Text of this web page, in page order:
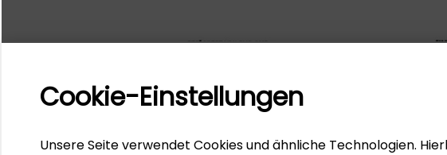
Cookie-Einstellungen
Unsere Seite verwendet Cookies und ähnliche Technologien.